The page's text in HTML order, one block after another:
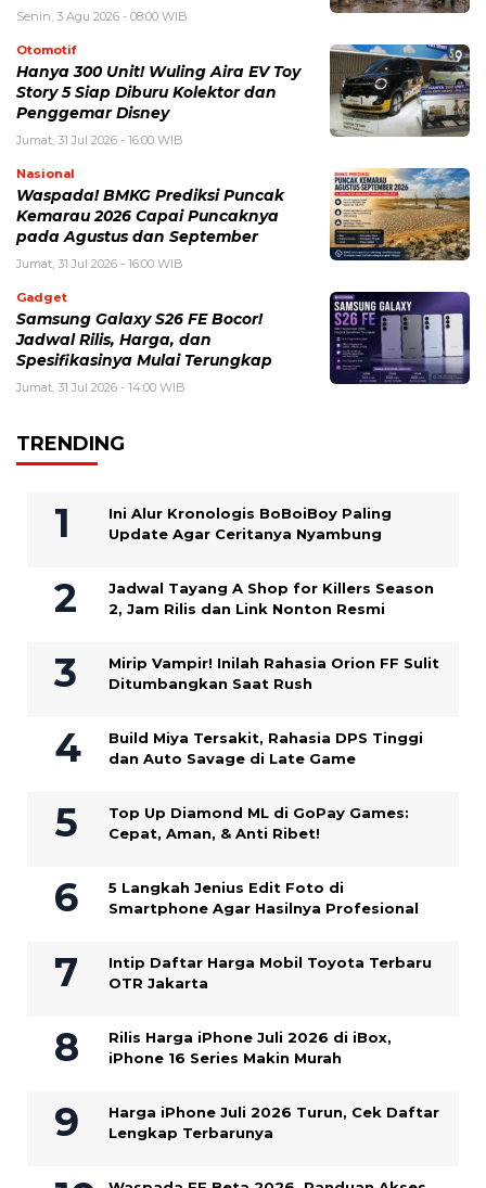
Senin, 3 Agu 2026 - 08:00 WIB
Otomotif
Hanya 300 Unit! Wuling Aira EV Toy
Story 5 Siap Diburu Kolektor dan
Penggemar Disney
Jumat, 31 Jul 2026 - 16:00 WIB
Nasional
Waspada! BMKG Prediksi Puncak
Kemarau 2026 Capai Puncaknya
pada Agustus dan September
Jumat, 31 Jul 2026 - 16:00 WIB
Gadget
Samsung Galaxy S26 FE Bocor!
Jadwal Rilis, Harga, dan
Spesifikasinya Mulai Terungkap
Jumat, 31 Jul 2026 - 14:00 WIB
TRENDING
Ini Alur Kronologis BoBoiBoy Paling
Update Agar Ceritanya Nyambung
Jadwal Tayang A Shop for Killers Season
2, Jam Rilis dan Link Nonton Resmi
Mirip Vampir! Inilah Rahasia Orion FF Sulit
Ditumbangkan Saat Rush
Build Miya Tersakit, Rahasia DPS Tinggi
dan Auto Savage di Late Game
Top Up Diamond ML di GoPay Games:
Cepat, Aman, & Anti Ribet!
5 Langkah Jenius Edit Foto di
Smartphone Agar Hasilnya Profesional
Intip Daftar Harga Mobil Toyota Terbaru
OTR Jakarta
Rilis Harga iPhone Juli 2026 di iBox,
iPhone 16 Series Makin Murah
Harga iPhone Juli 2026 Turun, Cek Daftar
Lengkap Terbarunya